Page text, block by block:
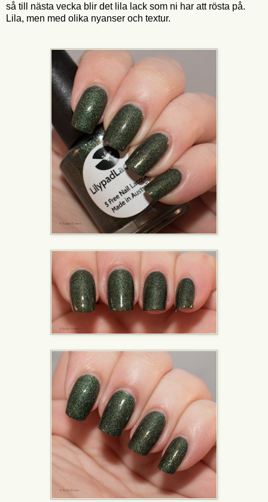
så till nästa vecka blir det lila lack som ni har att rösta på.
Lila, men med olika nyanser och textur.